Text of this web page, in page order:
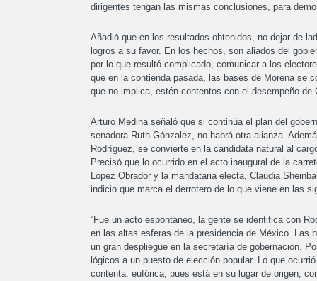
dirigentes tengan las mismas conclusiones, para
Añadió que en los resultados obtenidos, no dejar de
logros a su favor. En los hechos, son aliados del
por lo que resultó complicado, comunicar a los
que en la contienda pasada, las bases de Morena se
que no implica, estén contentos con el desempeño de
Arturo Medina señaló que si continúa el plan del
senadora Ruth Gónzalez, no habrá otra alianza.
Rodríguez, se convierte en la candidata natural al
Precisó que lo ocurrido en el acto inaugural de la
López Obrador y la mandataria electa, Claudia
indicio que marca el derrotero de lo que viene en las
“Fue un acto espontáneo, la gente se identifica con
en las altas esferas de la presidencia de México. Las
un gran despliegue en la secretaría de gobernación.
lógicos a un puesto de elección popular. Lo que
contenta, eufórica, pues está en su lugar de origen,